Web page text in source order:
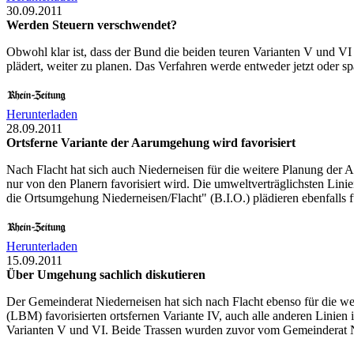
30.09.2011
Werden Steuern verschwendet?
Obwohl klar ist, dass der Bund die beiden teuren Varianten V und
plädert, weiter zu planen. Das Verfahren werde entweder jetzt oder
Herunterladen
28.09.2011
Ortsferne Variante der Aarumgehung wird favorisiert
Nach Flacht hat sich auch Niederneisen für die weitere Planung
nur von den Planern favorisiert wird. Die umweltverträglichsten
die Ortsumgehung Niederneisen/Flacht" (B.I.O.) plädieren ebenfalls
Herunterladen
15.09.2011
Über Umgehung sachlich diskutieren
Der Gemeinderat Niederneisen hat sich nach Flacht ebenso für die
(LBM) favorisierten ortsfernen Variante IV, auch alle anderen Linien
Varianten V und VI. Beide Trassen wurden zuvor vom Gemeinderat